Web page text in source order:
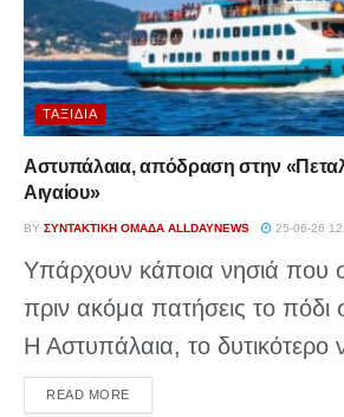
ΤΑΞΊΔΙΑ
Αστυπάλαια, απόδραση στην
Αιγαίου»
BY ΣΥΝΤΑΚΤΙΚΉ ΟΜΆΔΑ ALLDAYNEWS 25-06-26
Υπάρχουν κάποια νησιά που
πριν ακόμα πατήσεις το πόδι
Η Αστυπάλαια, το δυτικότερο
READ MOREDETAILS